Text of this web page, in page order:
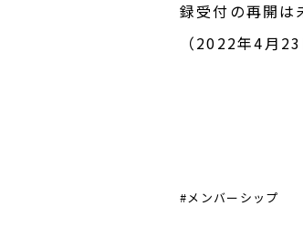
録受付の再開は
（2022年4月23
#メンバーシップ